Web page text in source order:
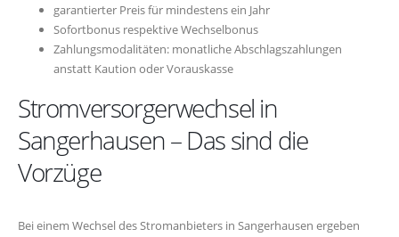
garantierter Preis für mindestens ein Jahr
Sofortbonus respektive Wechselbonus
Zahlungsmodalitäten: monatliche Abschlagszahlungen
anstatt Kaution oder Vorauskasse
Stromversorgerwechsel in
Sangerhausen – Das sind die
Vorzüge
Bei einem Wechsel des Stromanbieters in Sangerhausen ergeben